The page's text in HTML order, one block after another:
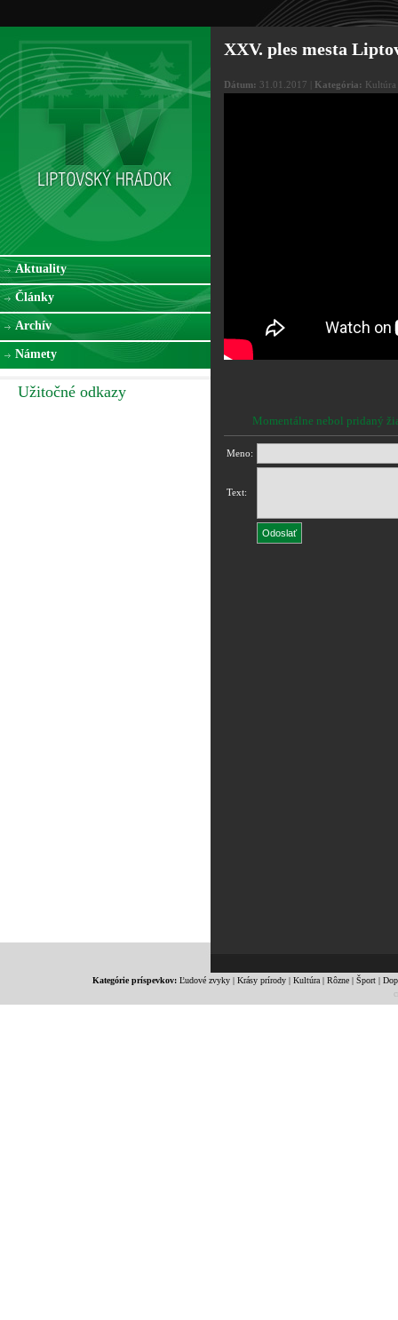
Aktuality
Články
Archív
Námety
Užitočné odkazy
XXV. ples mesta
Dátum: 31.01.2017 | Kategória:
Momentálne nebol pridaný
Meno:
Text:
Kategórie príspevkov: Ľudové zvyky| Krásy prírody| Kultúra| Rôzne| Šport|